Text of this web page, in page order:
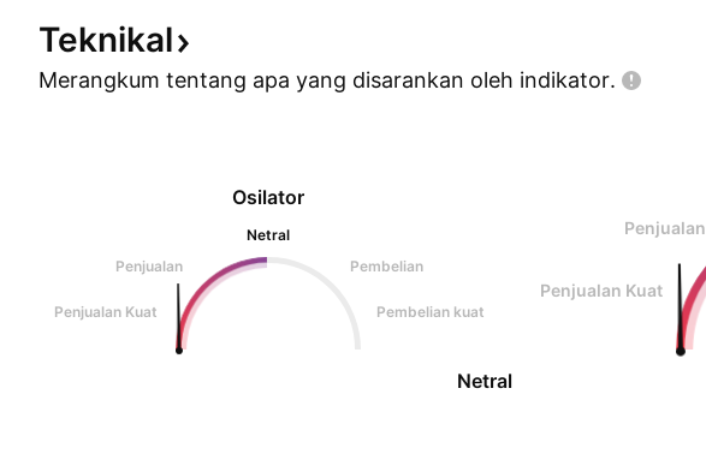
Teknikal
Merangkum tentang apa yang disarankan oleh indikator.
Osilator
Netral
Penjualan
Pembelian
Penjualan Kuat Pembelian kuat
Netral
Penjualan
Penjualan Kuat